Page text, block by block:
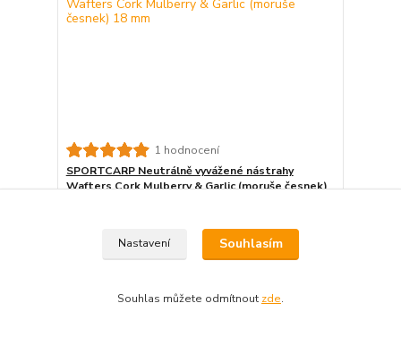
1 hodnocení
SPORTCARP Neutrálně vyvážené nástrahy
Wafters Cork Mulberry & Garlic (moruše česnek)
/ks
bez DPH Není skladem
Detail
Nastavení Souhlasím
Souhlas můžete odmítnout zde.